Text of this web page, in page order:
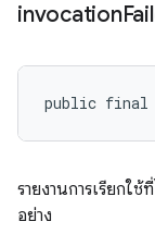
invocation
public final
รายงานการเรียกใ
อย่าง